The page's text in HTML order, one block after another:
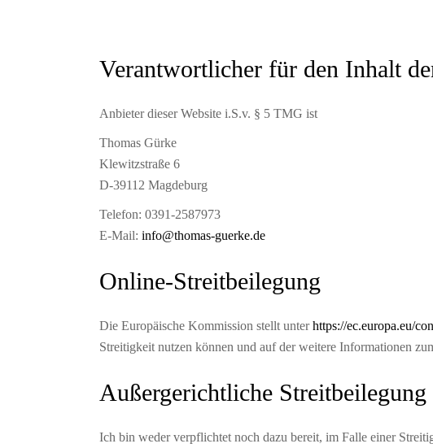
Verantwortlicher für den Inhalt
Anbieter dieser Website i.S.v. § 5 TMG ist
Thomas Gürke
Klewitzstraße 6
D-39112 Magdeburg
Telefon: 0391-2587973
E-Mail: info@thomas-guerke.de
Online-Streitbeilegung
Die Europäische Kommission stellt unterhttps://ec.europa.eu/
Streitigkeit nutzen können und auf der weitere Informationen
Außergerichtliche Streitbeilegung
Ich bin weder verpflichtet noch dazu bereit, im Falle einer